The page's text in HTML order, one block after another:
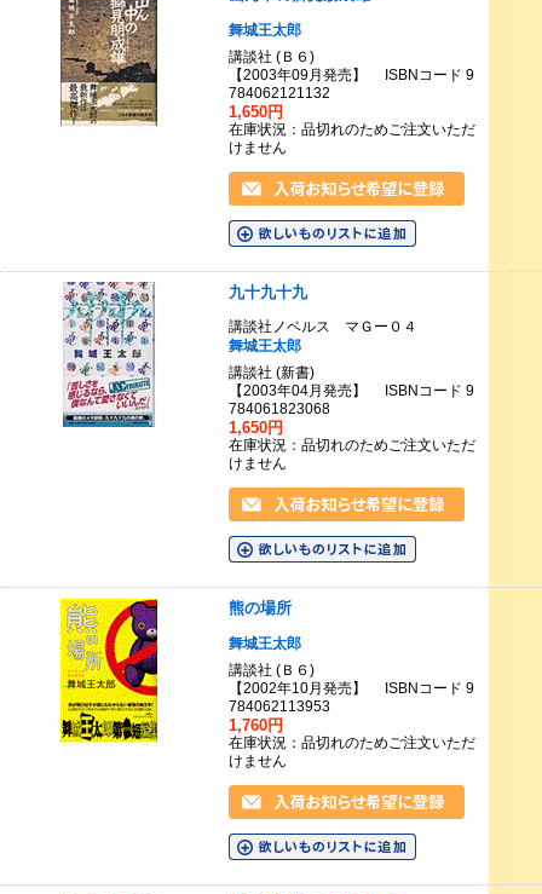
舞城王太郎
講談社 (Ｂ６)
【2003年09月発売】 ISBNコード 9
784062121132
1,650円
在庫状況：品切れのためご注文いただ
けません
九十九十九
講談社ノベルス マＧー０４
舞城王太郎
講談社 (新書)
【2003年04月発売】 ISBNコード 9
784061823068
1,650円
在庫状況：品切れのためご注文いただ
けません
熊の場所
舞城王太郎
講談社 (Ｂ６)
【2002年10月発売】 ISBNコード 9
784062113953
1,760円
在庫状況：品切れのためご注文いただ
けません